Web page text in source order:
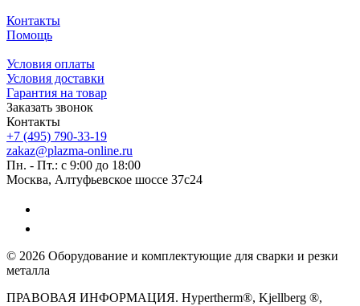
Контакты
Помощь
Условия оплаты
Условия доставки
Гарантия на товар
Заказать звонок
Контакты
+7 (495) 790-33-19
zakaz@plazma-online.ru
Пн. - Пт.: с 9:00 до 18:00
Москва, Алтуфьевское шоссе 37с24
© 2026 Оборудование и комплектующие для сварки и резки
металла
ПРАВОВАЯ ИНФОРМАЦИЯ. Hypertherm®, Kjellberg ®,